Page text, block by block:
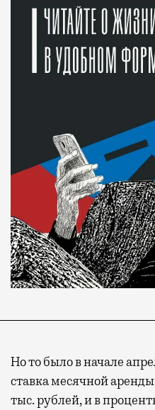
Но то было в начале
ставка месячной
тыс. рублей, и в